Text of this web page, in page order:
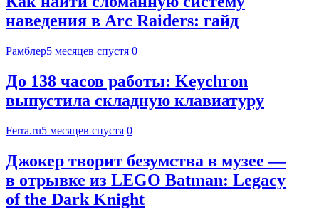
наведения в Arc Raiders: гайд
Рамблер5 месяцев спустя 0
До 138 часов работы: Keychron
выпустила складную клавиатуру
Ferra.ru5 месяцев спустя 0
Джокер творит безумства в музее —
в отрывке из LEGO Batman: Legacy
of the Dark Knight